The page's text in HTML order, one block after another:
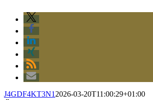
J4GDF4KT3N12026-03-20T11:00:29+01:00